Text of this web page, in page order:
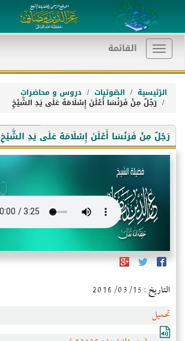
Toggle
navigation
القائمة
الرّئيسية الصّوتيات دروس و محاضرات
رَجُلٌ مِنْ فَرَنْسَا أَعْلَنَ إِسْلَامَهُ عَلَى يَدِ الشَّيْخِ
رَجُلٌ مِنْ فَرَنْسَا أَعْلَنَ إِسْلَامَهُ عَلَى يَدِ الشَّيْخِ
التاريخ : 2016/03/15
تحميل